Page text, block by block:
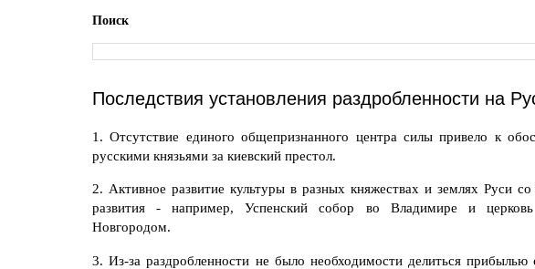
Поиск
Последствия установления раздробленности на
1. Отсутствие единого общепризнанного центра силы привело к
русскими князьями за киевский престол.
2. Активное развитие культуры в разных княжествах и землях Руси
развития - например, Успенский собор во Владимире и
Новгородом.
3. Из-за раздробленности не было необходимости делиться прибылью